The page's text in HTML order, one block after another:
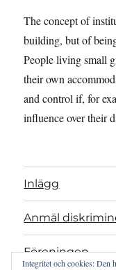
The concept of
building, but of
People living small
their own
and control if, for
influence over their
Inlägg
Anmäl
Föreningen
Integritet och cookies: Den